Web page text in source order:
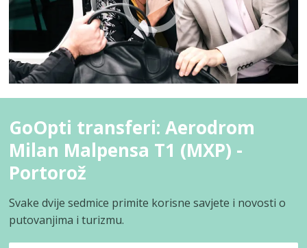
GoOpti transferi: Aerodrom
Milan Malpensa T1 (MXP) -
Portorož
Svake dvije sedmice primite korisne savjete i novosti o
putovanjima i turizmu.